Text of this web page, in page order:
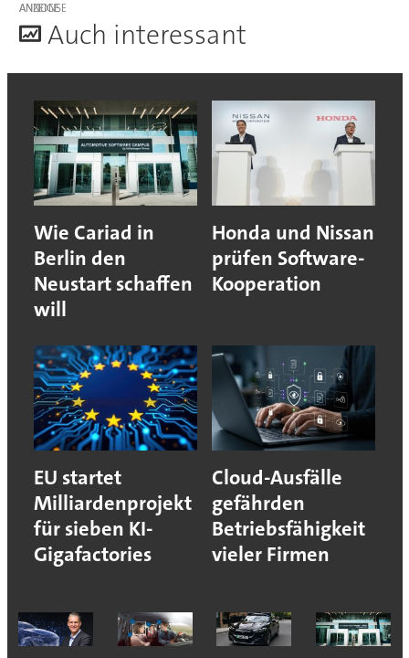
ANZEIGE
Auch interessant
Wie Cariad in
Berlin den
Neustart schaffen
will
Honda und Nissan
prüfen Software-
Kooperation
EU startet
Milliardenprojekt
für sieben KI-
Gigafactories
Cloud-Ausfälle
gefährden
Betriebsfähigkeit
vieler Firmen